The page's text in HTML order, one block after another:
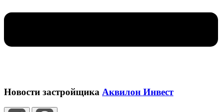
Новости застройщика Аквилон Инвест